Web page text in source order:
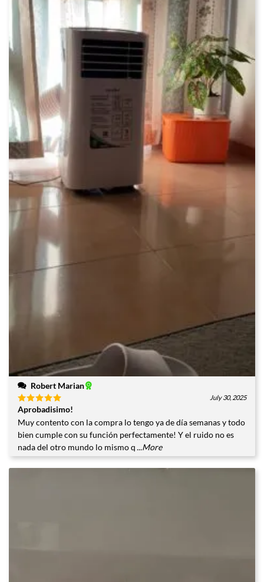
Robert Marian
Valorado
con
de
5
July 30, 2025
Aprobadisimo!
Muy contento con la compra lo tengo ya de día semanas y todo
bien cumple con su función perfectamente! Y el ruido no es
nada del otro mundo lo mismo q ...More